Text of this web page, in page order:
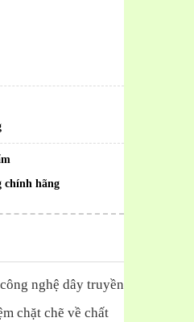
chính hãng
nghệ dây truyền
chặt chẽ về chất